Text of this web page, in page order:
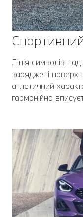
Лінія символів
заряджені
атлетичний
гармонійно